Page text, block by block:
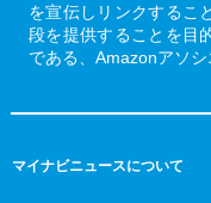
を宣伝しリンクするこ
段を提供することを目
である、Amazonアソシ
マイナビニュースについて